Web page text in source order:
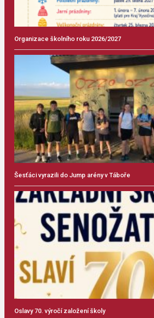
Organizace školního roku 2026/2027
Šesťáci vyrazili do Jump arény v Táboře
Oslavy 70. výročí založení školy